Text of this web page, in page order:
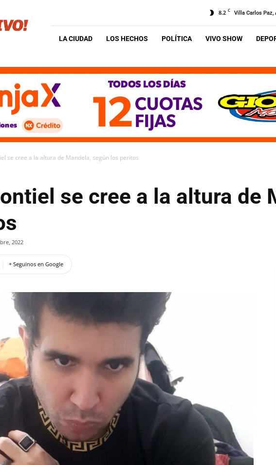
8.2 C Villa Carlos Paz,
LA CIUDAD LOS HECHOS POLÍTICA VIVO SHOW
se cree a la altura de Mandela, según los peritos
se cree a la altura de
2022
+ Seguinos en Google